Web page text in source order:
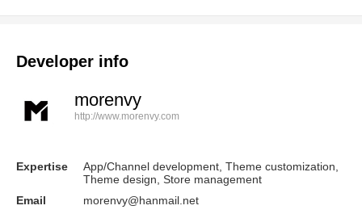
Developer info
morenvy
http://www.morenvy.com
Expertise
App/Channel development, Theme customization,
Theme design, Store management
Email
morenvy@hanmail.net